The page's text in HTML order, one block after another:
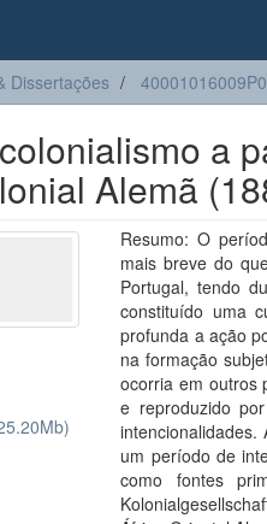
Dissertações
a
Alemã
Resumo: O
mais breve do
Portugal, tendo
constituído uma
profunda a ação
na formação
ocorria em outros
e reproduzido
intencionalidades.
um período de
como fontes